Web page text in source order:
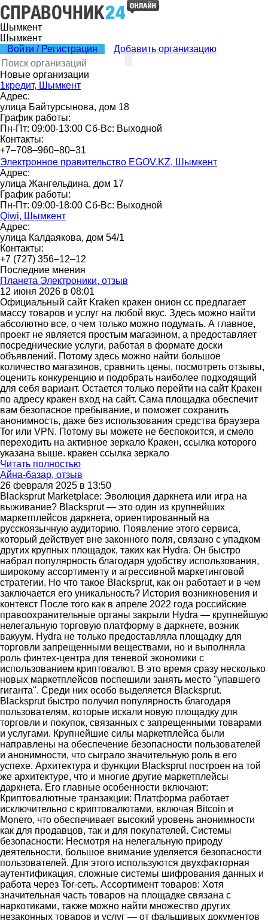
Шымкент
Шымкент
Войти / Регистрация
Добавить организацию
Новые организации
1кредит, Шымкент
Адрес:
улица Байтурсынова, дом 18
График работы:
Пн-Пт: 09:00-13:00 Сб-Вс: Выходной
Контакты:
+7‒708‒960‒80‒31
Электронное правительство EGOV.KZ, Шымкент
Адрес:
улица Жангельдина, дом 17
График работы:
Пн-Пт: 09:00-18:00 Сб-Вс: Выходной
Qiwi, Шымкент
Адрес:
улица Калдаякова, дом 54/1
Контакты:
+7 (727) 356‒12‒12
Последние мнения
Планета Электроники, отзыв
12 июня 2026 в 08:01
Официальный сайт Kraken кракен онион сс предлагает
массу товаров и услуг на любой вкус. Здесь можно найти
абсолютно все, о чем только можно подумать. А главное,
проект не является простым магазином, а предоставляет
посреднические услуги, работая в формате доски
объявлений. Потому здесь можно найти большое
количество магазинов, сравнить цены, посмотреть отзывы,
оценить конкуренцию и подобрать наиболее подходящий
для себя вариант. Остается только перейти на сайт Кракен
по адресу кракен вход на сайт. Сама площадка обеспечит
вам безопасное пребывание, и поможет сохранить
анонимность, даже без использования средства браузера
Tor или VPN. Потому вы можете не беспокоится, и смело
переходить на активное зеркало Кракен, ссылка которого
указана выше. кракен ссылка зеркало
Читать полностью
Айна-базар, отзыв
26 февраля 2025 в 13:50
Blacksprut Marketplace: Эволюция даркнета или игра на
выживание? Blacksprut — это один из крупнейших
маркетплейсов даркнета, ориентированный на
русскоязычную аудиторию. Появление этого сервиса,
который действует вне законного поля, связано с упадком
других крупных площадок, таких как Hydra. Он быстро
набрал популярность благодаря удобству использования,
широкому ассортименту и агрессивной маркетинговой
стратегии. Но что такое Blacksprut, как он работает и в чем
заключается его уникальность? История возникновения и
контекст После того как в апреле 2022 года российские
правоохранительные органы закрыли Hydra — крупнейшую
нелегальную торговую платформу в даркнете, возник
вакуум. Hydra не только предоставляла площадку для
торговли запрещенными веществами, но и выполняла
роль финтех-центра для теневой экономики с
использованием криптовалют. В это время сразу несколько
новых маркетплейсов поспешили занять место "упавшего
гиганта". Среди них особо выделяется Blacksprut.
Blacksprut быстро получил популярность благодаря
пользователям, которые искали новую площадку для
торговли и покупок, связанных с запрещенными товарами
и услугами. Крупнейшие силы маркетплейса были
направлены на обеспечение безопасности пользователей
и анонимности, что сыграло значительную роль в его
успехе. Архитектура и функции Blacksprut построен на той
же архитектуре, что и многие другие маркетплейсы
даркнета. Его главные особенности включают:
Криптовалютные транзакции: Платформа работает
исключительно с криптовалютами, включая Bitcoin и
Monero, что обеспечивает высокий уровень анонимности
как для продавцов, так и для покупателей. Системы
безопасности: Несмотря на нелегальную природу
деятельности, большое внимание уделяется безопасности
пользователей. Для этого используются двухфакторная
аутентификация, сложные системы шифрования данных и
работа через Tor-сеть. Ассортимент товаров: Хотя
значительная часть товаров на площадке связана с
наркотиками, также можно найти множество других
незаконных товаров и услуг — от фальшивых документов